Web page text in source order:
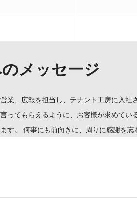
メッセージ
業、広報を担当し、テナント工房に入
ってもらえるように、お客様が求めて
す。 何事にも前向きに、周りに感謝を